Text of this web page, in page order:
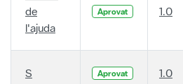
de
l'ajuda
Aprovat 1.0
S Aprovat 1.0